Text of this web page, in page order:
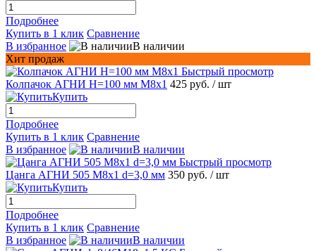
Подробнее
Купить в 1 клик Сравнение
В избранное
В наличии
Хит продаж
Быстрый просмотр
Колпачок АГНИ Н=100 мм М8х1 425 руб. / шт
Купить
Подробнее
Купить в 1 клик Сравнение
В избранное
В наличии
Быстрый просмотр
Цанга АГНИ 505 М8х1 d=3,0 мм 350 руб. / шт
Купить
Подробнее
Купить в 1 клик Сравнение
В избранное
В наличии